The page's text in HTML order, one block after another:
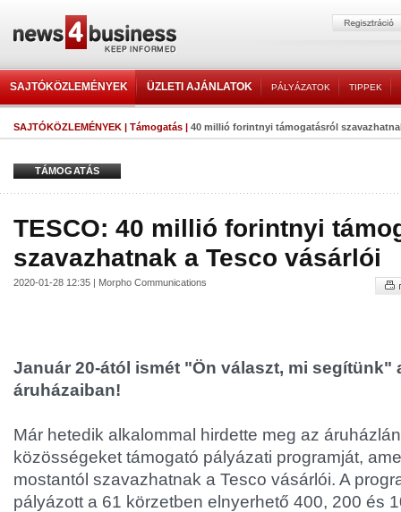
SAJTÓKÖZLEMÉNYEK ÜZLETI AJÁNLATOK PÁLYÁZATOK TIPPEK
SAJTÓKÖZLEMÉNYEK | Támogatás | 40 millió forintnyi támogatásról
TÁMOGATÁS
TESCO: 40 millió forintnyi
szavazhatnak a Tesco vásárlói
2020-01-28 12:35 | Morpho Communications
Január 20-ától ismét "Ön választ, mi segítünk"
áruházaiban!
Már hetedik alkalommal hirdette meg az
közösségeket támogató pályázati programját,
mostantól szavazhatnak a Tesco vásárlói. A
pályázott a 61 körzetben elnyerhető 400, 200 és